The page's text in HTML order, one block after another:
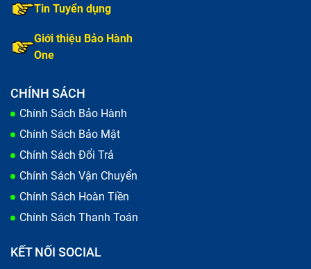
Tin Tuyển dụng
Giới thiệu Bảo Hành
One
CHÍNH SÁCH
Chính Sách Bảo Hành
Chính Sách Bảo Mật
Chính Sách Đổi Trả
Chính Sách Vận Chuyển
Chính Sách Hoàn Tiền
Chính Sách Thanh Toán
KẾT NỐI SOCIAL